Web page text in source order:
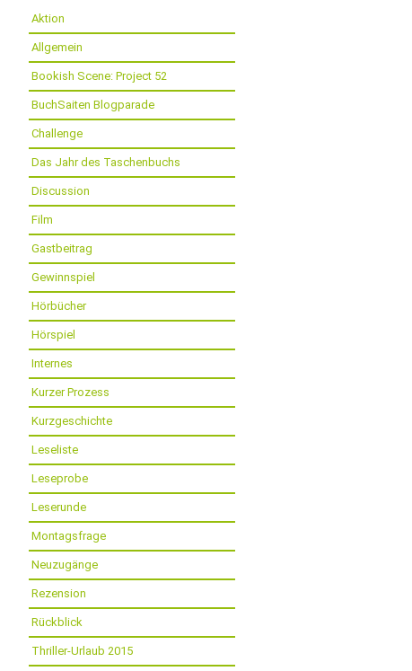
Aktion
Allgemein
Bookish Scene: Project 52
BuchSaiten Blogparade
Challenge
Das Jahr des Taschenbuchs
Discussion
Film
Gastbeitrag
Gewinnspiel
Hörbücher
Hörspiel
Internes
Kurzer Prozess
Kurzgeschichte
Leseliste
Leseprobe
Leserunde
Montagsfrage
Neuzugänge
Rezension
Rückblick
Thriller-Urlaub 2015